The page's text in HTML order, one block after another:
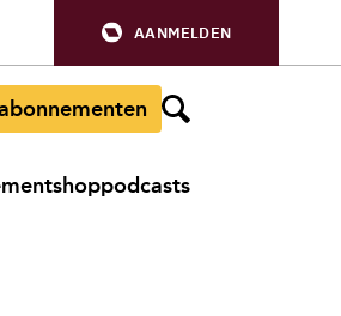
AANMELDEN
shoppodcasts